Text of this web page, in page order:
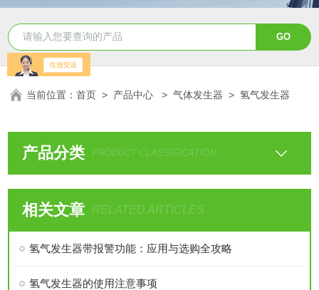
当前位置：首页 > 产品中心 >气体发生器 >氢气发生器
产品分类 PRODUCT CLASSIFICATION
相关文章 RELATED ARTICLES
氢气发生器带报警功能：应用与选购全攻略
氢气发生器的使用注意事项